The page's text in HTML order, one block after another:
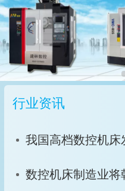
行业资讯
我国高档数控机床
数控机床制造业将